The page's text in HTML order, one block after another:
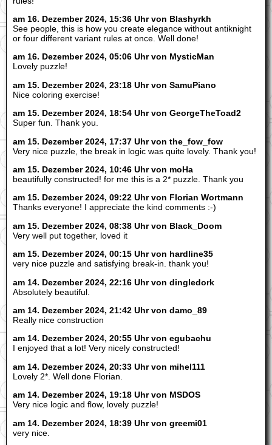
am 16. Dezember 2024, 15:36 Uhr von Blashyrkh
See people, this is how you create elegance without antiknight
or four different variant rules at once. Well done!
am 16. Dezember 2024, 05:06 Uhr von MysticMan
Lovely puzzle!
am 15. Dezember 2024, 23:18 Uhr von SamuPiano
Nice coloring exercise!
am 15. Dezember 2024, 18:54 Uhr von GeorgeTheToad2
Super fun. Thank you.
am 15. Dezember 2024, 17:37 Uhr von the_fow_fow
Very nice puzzle, the break in logic was quite lovely. Thank you!
am 15. Dezember 2024, 10:46 Uhr von moHa
beautifully constructed! for me this is a 2* puzzle. Thank you
am 15. Dezember 2024, 09:22 Uhr von Florian Wortmann
Thanks everyone! I appreciate the kind comments :-)
am 15. Dezember 2024, 08:38 Uhr von Black_Doom
Very well put together, loved it
am 15. Dezember 2024, 00:15 Uhr von hardline35
very nice puzzle and satisfying break-in. thank you!
am 14. Dezember 2024, 22:16 Uhr von dingledork
Absolutely beautiful.
am 14. Dezember 2024, 21:42 Uhr von damo_89
Really nice construction
am 14. Dezember 2024, 20:55 Uhr von egubachu
I enjoyed that a lot! Very nicely constructed!
am 14. Dezember 2024, 20:33 Uhr von mihel111
Lovely 2*. Well done Florian.
am 14. Dezember 2024, 19:18 Uhr von MSDOS
Very nice logic and flow, lovely puzzle!
am 14. Dezember 2024, 18:39 Uhr von greemi01
very nice.